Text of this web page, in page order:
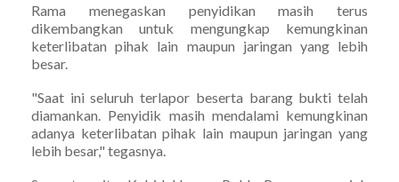
Rama menegaskan penyidikan masih terus
dikembangkan untuk mengungkap kemungkinan
keterlibatan pihak lain maupun jaringan yang lebih
besar.
"Saat ini seluruh terlapor beserta barang bukti telah
diamankan. Penyidik masih mendalami kemungkinan
adanya keterlibatan pihak lain maupun jaringan yang
lebih besar," tegasnya.